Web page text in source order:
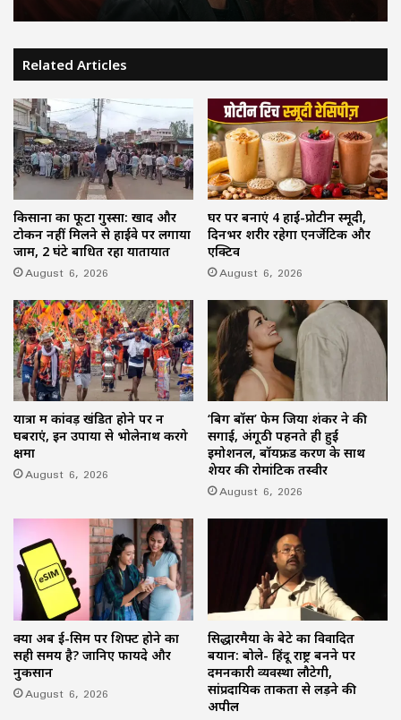
आवारापन 2 का ट्रेलर रिलीज, इश्क, जुनून और
हाशमी
Kia Sorento 4 सितंबर को होगी लॉन्च, हाइब्रिड
और डीजल इंजन के साथ प्रीमियम SUV बाजार में
Related Articles
किसानों का फूटा गुस्सा: खाद और
टोकन नहीं मिलने से हाईवे पर लगाया
जाम, 2 घंटे बाधित रहा यातायात
August 6, 2026
घर पर बनाएं 4 हाई-प्रोटीन स्मूदी,
दिनभर शरीर रहेगा एनर्जेटिक और
एक्टिव
August 6, 2026
यात्रा में कांवड़ खंडित होने पर न
घबराएं, इन उपायों से भोलेनाथ करेंगे
क्षमा
August 6, 2026
‘बिग बॉस’ फेम जिया शंकर ने की
सगाई, अंगूठी पहनते ही हुईं
इमोशनल, बॉयफ्रेंड करण के साथ
शेयर की रोमांटिक तस्वीरें
August 6, 2026
क्या अब ई-सिम पर शिफ्ट होने का
सही समय है? जानिए फायदे और
नुकसान
August 6, 2026
सिद्धारमैया के बेटे का विवादित
बयान: बोले- हिंदू राष्ट्र बनने पर
दमनकारी व्यवस्था लौटेगी,
सांप्रदायिक ताकतों से लड़ने की
अपील